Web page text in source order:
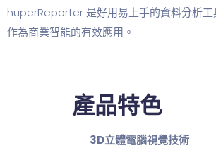
huperReporter 是好用易上手的資料分析工
作為商業智能的有效應用。
產品特色
3D立體電腦視覺技術